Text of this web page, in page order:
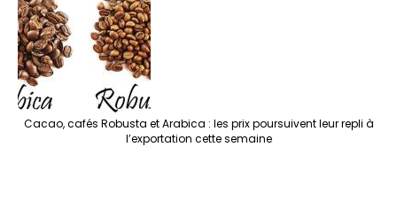
Cacao, cafés Robusta et Arabica : les prix poursuivent leur repli à
l’exportation cette semaine